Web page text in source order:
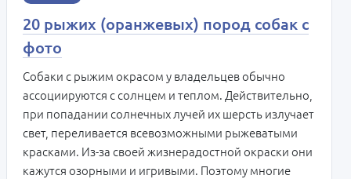
20 рыжих (оранжевых) пород собак с
фото
Собаки с рыжим окрасом у владельцев обычно
ассоциируются с солнцем и теплом. Действительно,
при попадании солнечных лучей их шерсть излучает
свет, переливается всевозможными рыжеватыми
красками. Из-за своей жизнерадостной окраски они
кажутся озорными и игривыми. Поэтому многие